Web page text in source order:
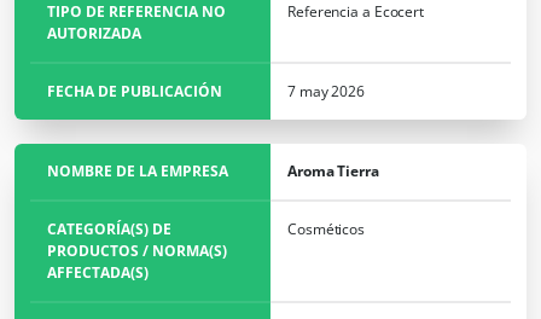
TIPO DE REFERENCIA NO
AUTORIZADA
Referencia a Ecocert
FECHA DE PUBLICACIÓN 7 may 2026
NOMBRE DE LA EMPRESA Aroma Tierra
CATEGORÍA(S) DE
PRODUCTOS / NORMA(S)
AFFECTADA(S)
Cosméticos